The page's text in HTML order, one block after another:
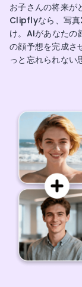
お子さんの将来が
Clipflyなら、写真
け。AIがあなたの
の顔予想を完成さ
っと忘れられない